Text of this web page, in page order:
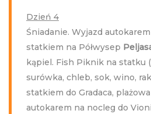
Dzień 4
Śniadanie. Wyjazd
statkiem na Półwysep
kąpiel. Fish Piknik na statku
surówka, chleb, sok, wino,
statkiem do Gradaca,
autokarem na nocleg do